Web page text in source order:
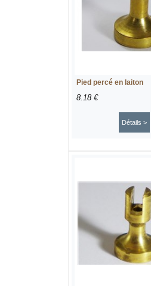
Pied percé en laiton
8.18 €
Détails >